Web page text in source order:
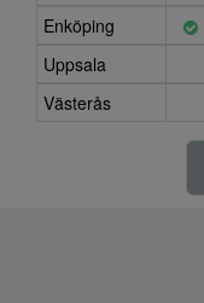
Enköping
Uppsala
Västerås